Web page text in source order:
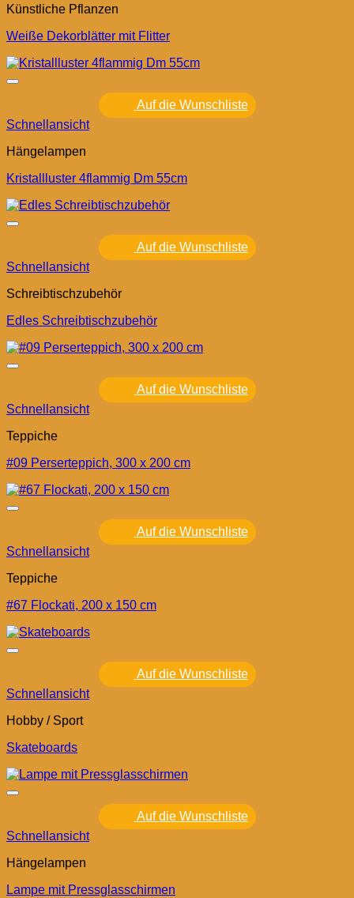
Künstliche Pflanzen
Weiße Dekorblätter mit Flitter
Auf die Wunschliste
Schnellansicht
Hängelampen
Kristallluster 4flammig Dm 55cm
Auf die Wunschliste
Schnellansicht
Schreibtischzubehör
Edles Schreibtischzubehör
Auf die Wunschliste
Schnellansicht
Teppiche
#09 Perserteppich, 300 x 200 cm
Auf die Wunschliste
Schnellansicht
Teppiche
#67 Flockati, 200 x 150 cm
Auf die Wunschliste
Schnellansicht
Hobby / Sport
Skateboards
Auf die Wunschliste
Schnellansicht
Hängelampen
Lampe mit Pressglasschirmen